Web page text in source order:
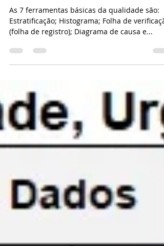
As 7 ferramentas básicas de
qualidade
Estratificação; Histograma; Folha de
(folha de registro); Diagrama de causa e...